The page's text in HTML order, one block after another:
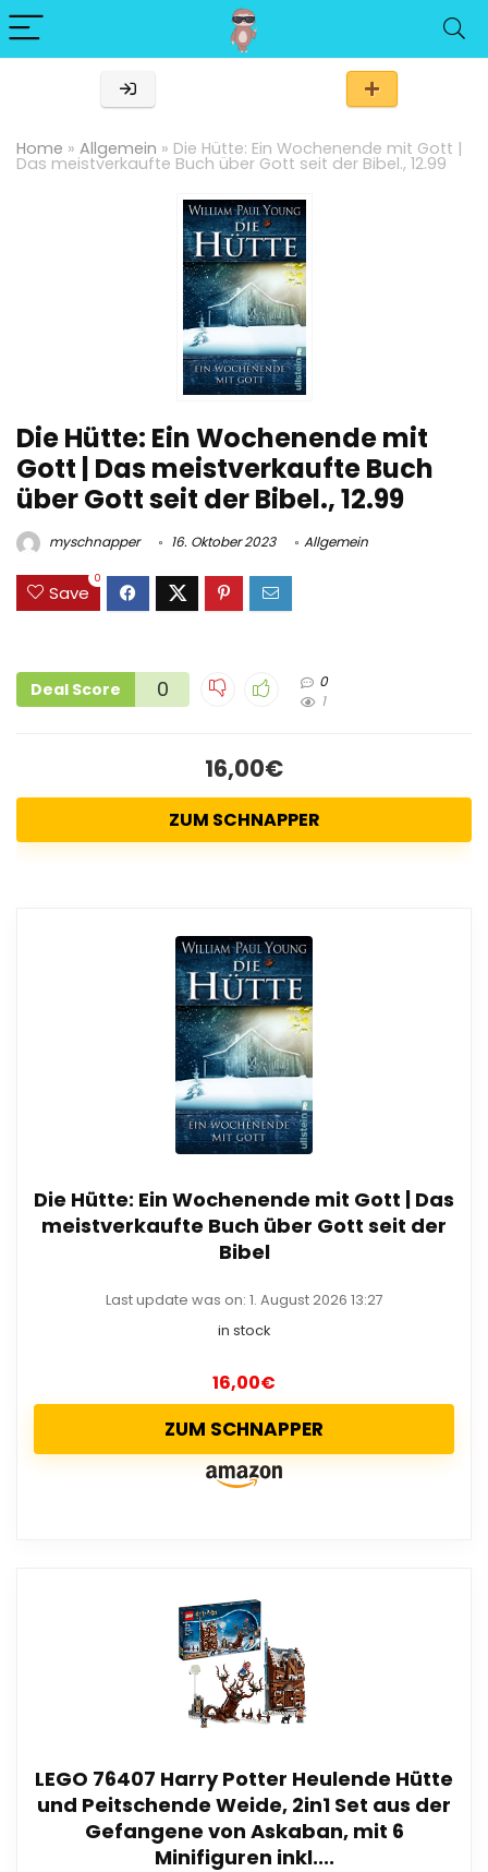
Home » Allgemein » Die Hütte: Ein Wochenende mit Gott |
Das meistverkaufte Buch über Gott seit der Bibel., 12.99
Die Hütte: Ein Wochenende mit
Gott | Das meistverkaufte Buch
über Gott seit der Bibel., 12.99
myschnapper 16. Oktober 2023 Allgemein
Save
0
Deal Score 0
0
1
16,00€
ZUM SCHNAPPER
Die Hütte: Ein Wochenende mit Gott | Das
meistverkaufte Buch über Gott seit der
Bibel
Last update was on: 1. August 2026 13:27
in stock
16,00€
ZUM SCHNAPPER
LEGO 76407 Harry Potter Heulende Hütte
und Peitschende Weide, 2in1 Set aus der
Gefangene von Askaban, mit 6
Minifiguren inkl....